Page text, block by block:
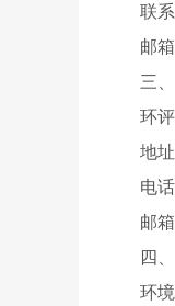
联系电
邮箱：
三、
环评单
地址：
电话：
邮箱
四、
环境影